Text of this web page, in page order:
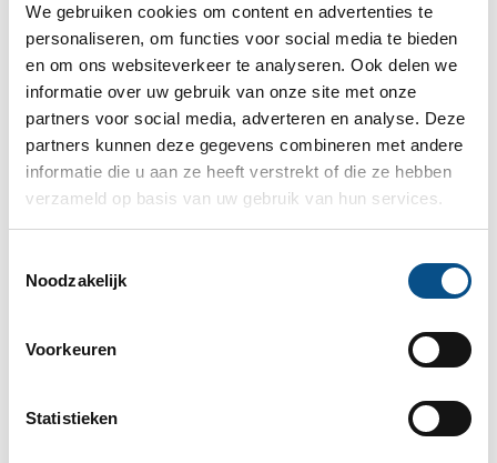
We gebruiken cookies om content en advertenties te
personaliseren, om functies voor social media te bieden
en om ons websiteverkeer te analyseren. Ook delen we
informatie over uw gebruik van onze site met onze
partners voor social media, adverteren en analyse. Deze
partners kunnen deze gegevens combineren met andere
informatie die u aan ze heeft verstrekt of die ze hebben
verzameld op basis van uw gebruik van hun services.
Noodzakelijk
Voorkeuren
Statistieken
Fusie
Gemeenschappelijk verzoek
Gemeenschap van goederen
Geschillenregeling
Goodwill
Handelsnaam
Huwelijkse voorwaarden
Kinderalimentatie